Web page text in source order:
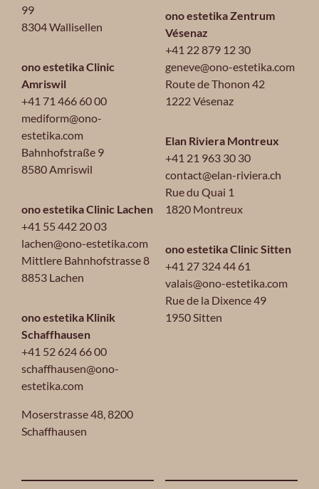
99
8304 Wallisellen
ono estetika Clinic
Amriswil
+41 71 466 60 00
mediform@ono-
estetika.com
Bahnhofstraße 9
8580 Amriswil
ono estetika Clinic Lachen
+41 55 442 20 03
lachen@ono-estetika.com
Mittlere Bahnhofstrasse 8
8853 Lachen
ono estetika Klinik
Schaffhausen
+41 52 624 66 00
schaffhausen@ono-
estetika.com
Moserstrasse 48,8200
Schaffhausen
ono estetika Zentrum
Vésenaz
+41 22 879 12 30
geneve@ono-estetika.com
Route de Thonon 42
1222 Vésenaz
Elan Riviera Montreux
+41 21 963 30 30
contact@elan-riviera.ch
Rue du Quai 1
1820 Montreux
ono estetika Clinic Sitten
+41 27 324 44 61
valais@ono-estetika.com
Rue de la Dixence 49
1950 Sitten